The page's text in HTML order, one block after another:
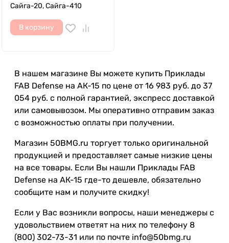
Сайга-20, Сайга-410
В корзину
В нашем магазине Вы можете купить Приклады
FAB Defense на АК-15 по цене от 16 983 руб. до 37
054 руб. с полной гарантией, экспресс доставкой
или самовывозом. Мы оперативно отправим заказ
с возможностью оплаты при получении.
Магазин 50BMG.ru торгует только оригинальной
продукцией и предоставляет самые низкие цены
на все товары. Если Вы нашли Приклады FAB
Defense на АК-15 где-то дешевле, обязательно
сообщите нам и получите скидку!
Если у Вас возникли вопросы, наши менеджеры с
удовольствием ответят на них по телефону 8
(800) 302-73-31 или по почте info@50bmg.ru